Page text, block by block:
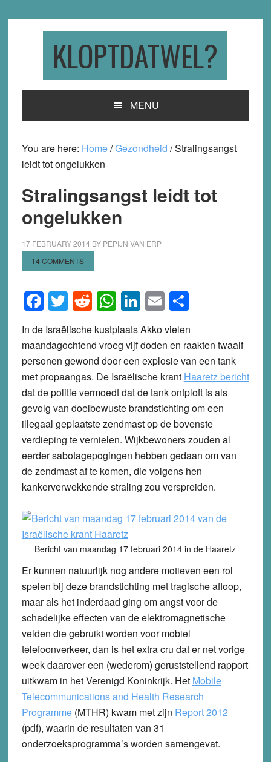
KLOPTDATWEL?
MENU
You are here: Home/Gezondheid /Stralingsangst
leidt tot ongelukken
Stralingsangst leidt tot
ongelukken
17 FEBRUARY 2014 BY PEPIJN VAN ERP
14 COMMENTS
Facebook
Twitter
Reddit
WhatsApp
LinkedIn
EmailShare
In de Israëlische kustplaats Akko vielen
maandagochtend vroeg vijf doden en raakten twaalf
personen gewond door een explosie van een tank
met propaangas. De Israëlische krant Haaretz bericht
dat de politie vermoedt dat de tank ontploft is als
gevolg van doelbewuste brandstichting om een
illegaal geplaatste zendmast op de bovenste
verdieping te vernielen. Wijkbewoners zouden al
eerder sabotagepogingen hebben gedaan om van
de zendmast af te komen, die volgens hen
kankerverwekkende straling zou verspreiden.
Bericht van maandag 17 februari 2014 in de Haaretz
Er kunnen natuurlijk nog andere motieven een rol
spelen bij deze brandstichting met tragische afloop,
maar als het inderdaad ging om angst voor de
schadelijke effecten van de elektromagnetische
velden die gebruikt worden voor mobiel
telefoonverkeer, dan is het extra cru dat er net vorige
week daarover een (wederom) geruststellend rapport
uitkwam in het Verenigd Koninkrijk. Het Mobile
Telecommunications and Health Research
Programme(MTHR) kwam met zijn Report 2012
(pdf), waarin de resultaten van 31
onderzoeksprogramma’s worden samengevat.